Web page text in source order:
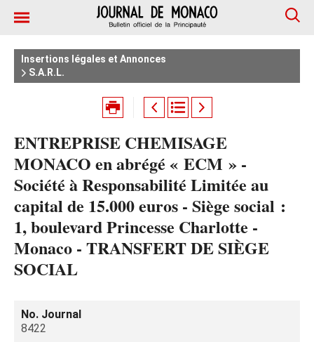
Insertions légales et Annonces
S.A.R.L.
ENTREPRISE CHEMISAGE
MONACO en abrégé « ECM » -
Société à Responsabilité Limitée au
capital de 15.000 euros - Siège social :
1, boulevard Princesse Charlotte -
Monaco - TRANSFERT DE SIÈGE
SOCIAL
No. Journal
8422